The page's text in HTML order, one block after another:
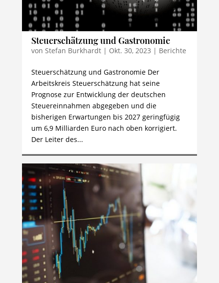
Steuerschätzung und Gastronomie
von Stefan Burkhardt| Okt. 30, 2023 | Berichte
Steuerschätzung und Gastronomie Der
Arbeitskreis Steuerschätzung hat seine
Prognose zur Entwicklung der deutschen
Steuereinnahmen abgegeben und die
bisherigen Erwartungen bis 2027 geringfügig
um 6,9 Milliarden Euro nach oben korrigiert.
Der Leiter des...